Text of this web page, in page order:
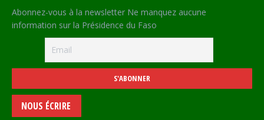
Abonnez-vous à la newsletter Ne manquez aucune
information sur la Présidence du Faso
NOUS ÉCRIRE